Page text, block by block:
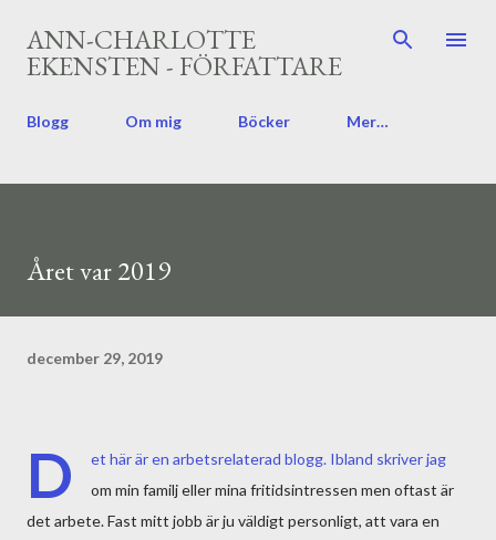
Fortsätt till huvudinnehåll
ANN-CHARLOTTE
EKENSTEN - FÖRFATTARE
Blogg Om mig Böcker Mer…
Året var 2019
december 29, 2019
D
et här är en arbetsrelaterad blogg. Ibland skriver jag
om min familj eller mina fritidsintressen men oftast är
det arbete. Fast mitt jobb är ju väldigt personligt, att vara en